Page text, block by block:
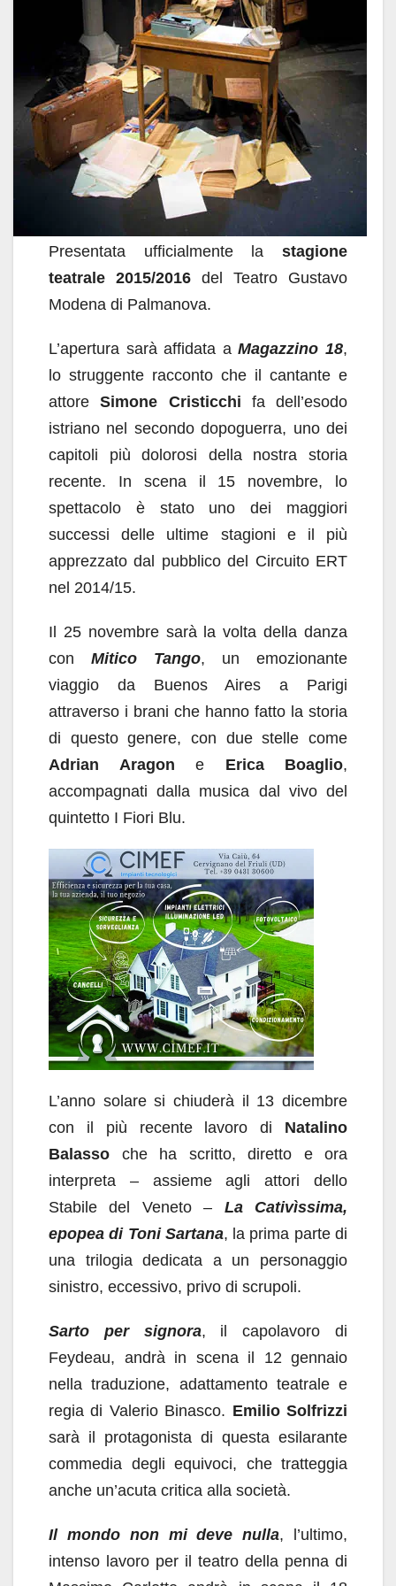
Presentata ufficialmente la stagione
teatrale 2015/2016 del Teatro Gustavo
Modena di Palmanova.
L’apertura sarà affidata aMagazzino 18,
lo struggente racconto che il cantante e
attoreSimone Cristicchi fa dell’esodo
istriano nel secondo dopoguerra, uno dei
capitoli più dolorosi della nostra storia
recente. In scena il 15 novembre, lo
spettacolo è stato uno dei maggiori
successi delle ultime stagioni e il più
apprezzato dal pubblico del Circuito ERT
nel 2014/15.
Il 25 novembre sarà la volta della danza
con Mitico Tango, un emozionante
viaggio da Buenos Aires a Parigi
attraverso i brani che hanno fatto la storia
di questo genere, con due stelle come
Adrian Aragon e Erica Boaglio,
accompagnati dalla musica dal vivo del
quintetto I Fiori Blu.
L’anno solare si chiuderà il 13 dicembre
con il più recente lavoro di Natalino
Balasso che ha scritto, diretto e ora
interpreta – assieme agli attori dello
Stabile del Veneto – La Cativìssima,
epopea di Toni Sartana, la prima parte di
una trilogia dedicata a un personaggio
sinistro, eccessivo, privo di scrupoli.
Sarto per signora, il capolavoro di
Feydeau, andrà in scena il 12 gennaio
nella traduzione, adattamento teatrale e
regia di Valerio Binasco. Emilio Solfrizzi
sarà il protagonista di questa esilarante
commedia degli equivoci, che tratteggia
anche un’acuta critica alla società.
Il mondo non mi deve nulla, l’ultimo,
intenso lavoro per il teatro della penna di